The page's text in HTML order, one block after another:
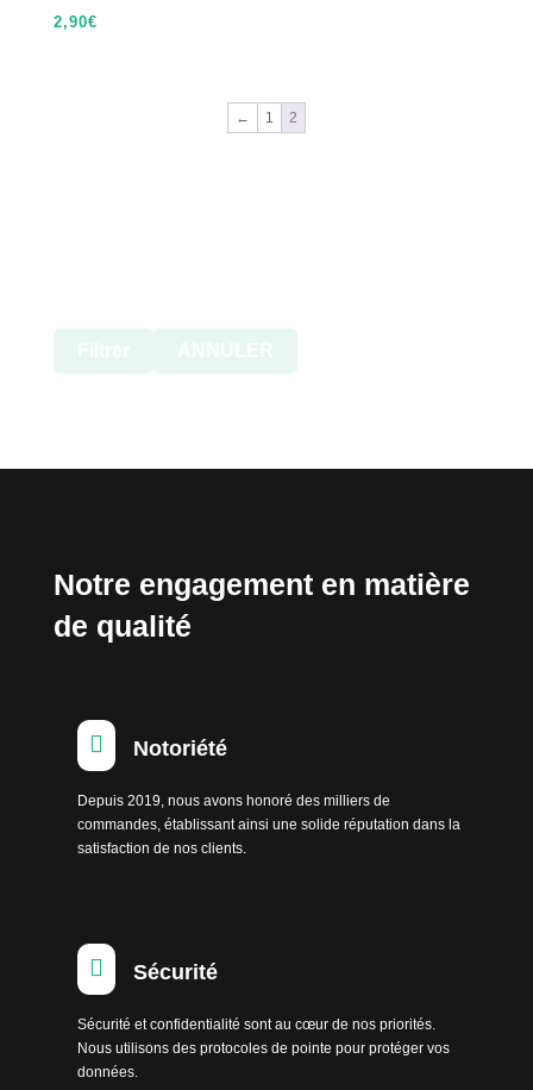
2,90€
← 1 2
Notre engagement en matière
de qualité
 Notoriété
Depuis 2019, nous avons honoré des milliers de
commandes, établissant ainsi une solide réputation dans la
satisfaction de nos clients.
 Sécurité
Sécurité et confidentialité sont au cœur de nos priorités.
Nous utilisons des protocoles de pointe pour protéger vos
données.